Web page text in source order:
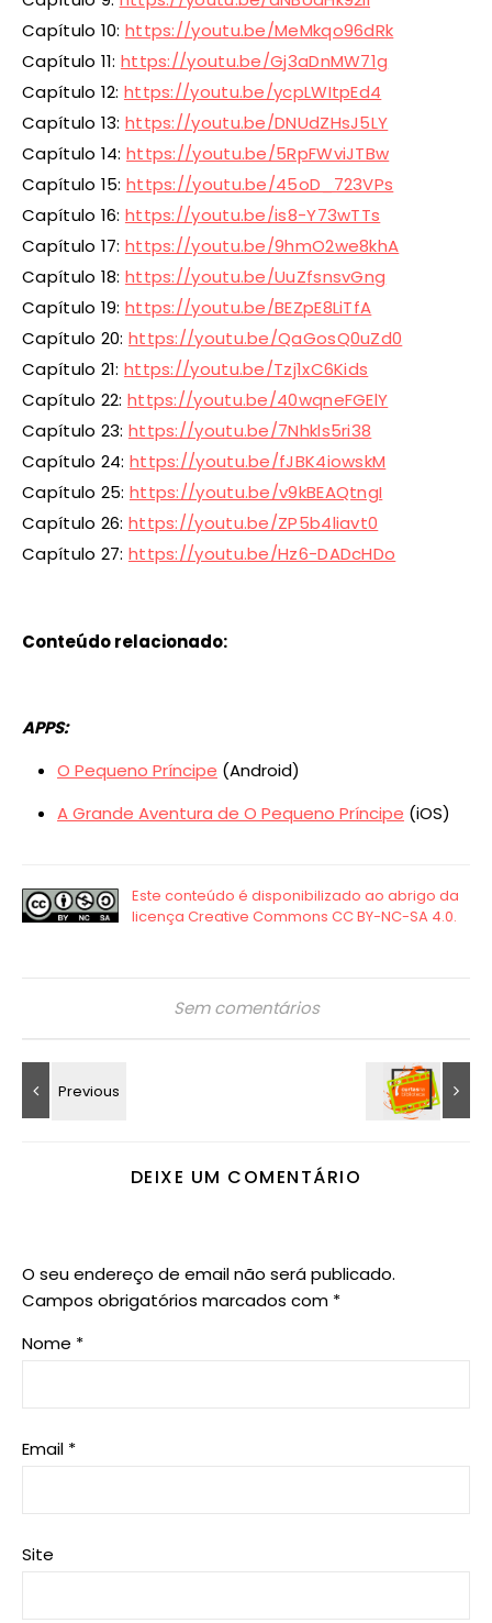
Capítulo 10: https://youtu.be/MeMkqo96dRk
Capítulo 11: https://youtu.be/Gj3aDnMW71g
Capítulo 12: https://youtu.be/ycpLWItpEd4
Capítulo 13: https://youtu.be/DNUdZHsJ5LY
Capítulo 14: https://youtu.be/5RpFWviJTBw
Capítulo 15: https://youtu.be/45oD_723VPs
Capítulo 16: https://youtu.be/is8-Y73wTTs
Capítulo 17: https://youtu.be/9hmO2we8khA
Capítulo 18: https://youtu.be/UuZfsnsvGng
Capítulo 19: https://youtu.be/BEZpE8LiTfA
Capítulo 20: https://youtu.be/QaGosQ0uZd0
Capítulo 21: https://youtu.be/Tzj1xC6Kids
Capítulo 22: https://youtu.be/40wqneFGElY
Capítulo 23: https://youtu.be/7Nhkls5ri38
Capítulo 24: https://youtu.be/fJBK4iowskM
Capítulo 25: https://youtu.be/v9kBEAQtngI
Capítulo 26: https://youtu.be/ZP5b4liavt0
Capítulo 27: https://youtu.be/Hz6-DADcHDo
Conteúdo relacionado:
APPS:
O Pequeno Príncipe (Android)
A Grande Aventura de O Pequeno Príncipe (iOS)
Sem comentários
DEIXE UM COMENTÁRIO
O seu endereço de email não será publicado.
Campos obrigatórios marcados com *
Nome *
Email *
Site